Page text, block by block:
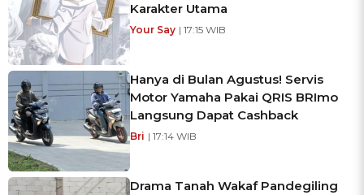
Karakter Utama
Your Say | 17:15 WIB
Hanya di Bulan Agustus! Servis
Motor Yamaha Pakai QRIS BRImo
Langsung Dapat Cashback
Bri | 17:14 WIB
Drama Tanah Wakaf Pandegiling